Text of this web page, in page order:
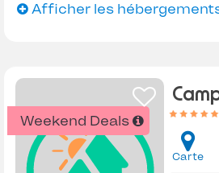
Afficher les
Weekend Deals
Carte